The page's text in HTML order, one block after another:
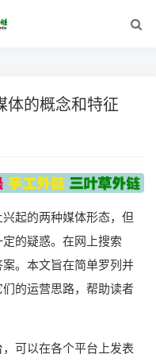
体的概念和特征
起的两种媒体形态，但
的疑惑。在网上搜索
。本文旨在简单罗列并
的运营思路，帮助读者
可以在各个平台上发表